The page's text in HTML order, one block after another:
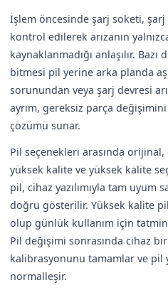
İşlem öncesinde şarj soketi,
kontrol edilerek arızanın
kaynaklanmadığı anlaşılır. Bazı
bitmesi pil yerine arka planda
sorunundan veya şarj devresi
ayrım, gereksiz parça
çözümü sunar.
Pil seçenekleri arasında
yüksek kalite ve yüksek kalite
pil, cihaz yazılımıyla tam uyum
doğru gösterilir. Yüksek kalite
olup günlük kullanım için
Pil değişimi sonrasında cihaz
kalibrasyonunu tamamlar ve pil
normalleşir.